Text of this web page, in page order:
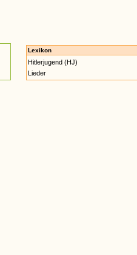
Lexikon
Hitlerjugend (HJ)
Lieder